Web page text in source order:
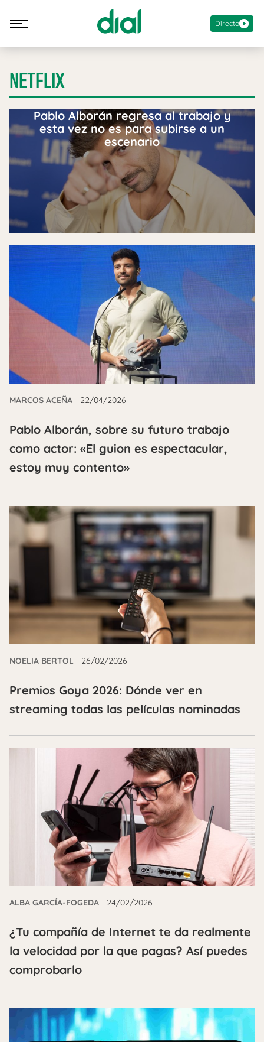
Directo
NETFLIX
Pablo Alborán regresa al trabajo y
esta vez no es para subirse a un
escenario
MARCOS ACEÑA 22/04/2026
Pablo Alborán, sobre su futuro trabajo
como actor: «El guion es espectacular,
estoy muy contento»
NOELIA BERTOL 26/02/2026
Premios Goya 2026: Dónde ver en
streaming todas las películas nominadas
ALBA GARCÍA-FOGEDA 24/02/2026
¿Tu compañía de Internet te da realmente
la velocidad por la que pagas? Así puedes
comprobarlo